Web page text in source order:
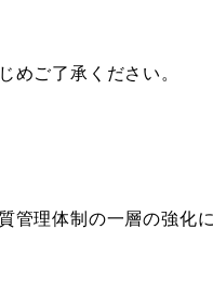
めご了承ください。
理体制の一層の強化